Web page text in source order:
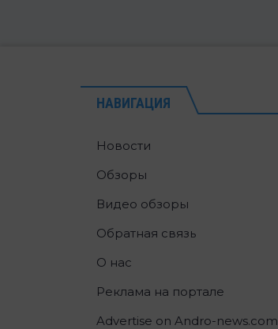
НАВИГАЦИЯ
Новости
Обзоры
Видео обзоры
Обратная связь
О нас
Реклама на портале
Advertise on Andro-news.com